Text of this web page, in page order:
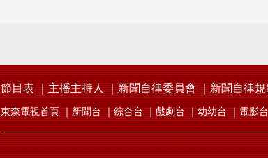
節目表 主播主持人 新聞自律委員會 新聞自律規
東森電視首頁 新聞台 綜合台 戲劇台 幼幼台 電影台